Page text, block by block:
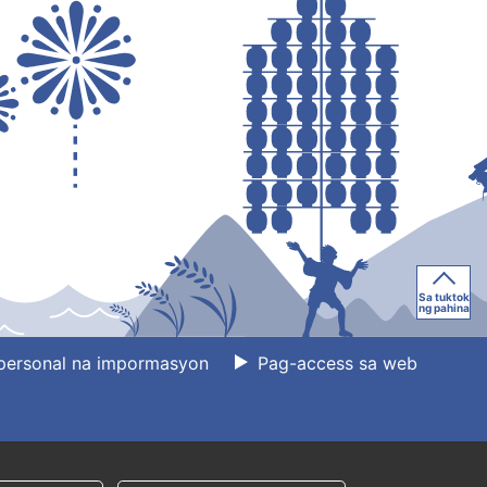
na impormasyon Pag-access sa web
Sa tuktok
ng pahina